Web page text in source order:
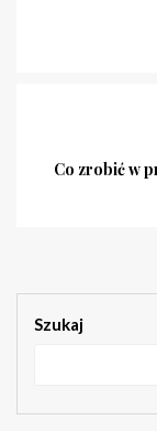
Co zrobić w
Szukaj